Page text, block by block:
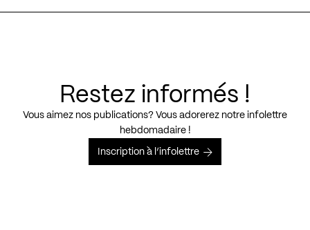
Restez informés !
Vous aimez nos publications? Vous adorerez notre infolettre
hebdomadaire !
Inscription à l’infolettre